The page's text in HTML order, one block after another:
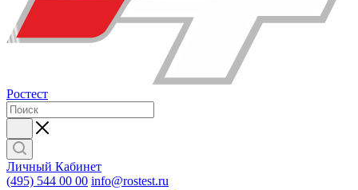
Ростест
Личный Кабинет
(495) 544 00 00 info@rostest.ru